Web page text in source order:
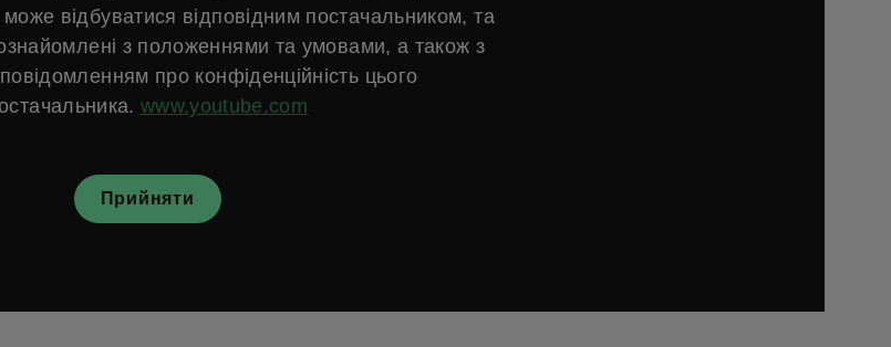
відбуватися відповідним постачальником, та
з положеннями та умовами, а також з
про конфіденційність цього
www.youtube.com
Прийняти